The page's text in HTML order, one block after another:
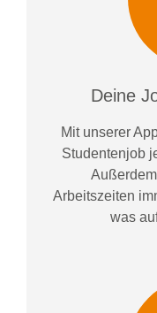
Deine
Mit unserer
Studentenjob
Außerdem
Arbeitszeiten im
was